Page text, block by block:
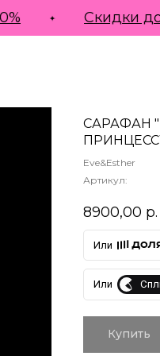
Скидки до
САРАФАН
Eve&Esther
Артикул:
8900,00 р.
Или
Или
Купить